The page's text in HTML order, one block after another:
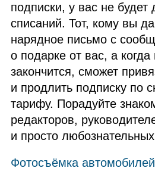
подписки, у вас не будет
списаний. Тот, кому вы
нарядное письмо с
о подарке от вас, а когда
закончится, сможет
и продлить подписку по
тарифу. Порадуйте
редакторов,
и просто
Фотосъёмка автомобилей